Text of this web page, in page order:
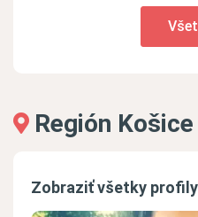
Región Košice
Zobraziť všetky